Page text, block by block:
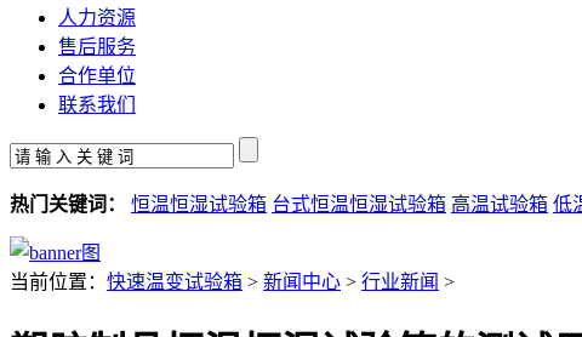
人力资源
售后服务
合作单位
联系我们
热门关键词： 恒温恒湿试验箱 台式恒温恒湿试验箱 高温试验箱 低
当前位置： 快速温变试验箱 > 新闻中心 > 行业新闻 >